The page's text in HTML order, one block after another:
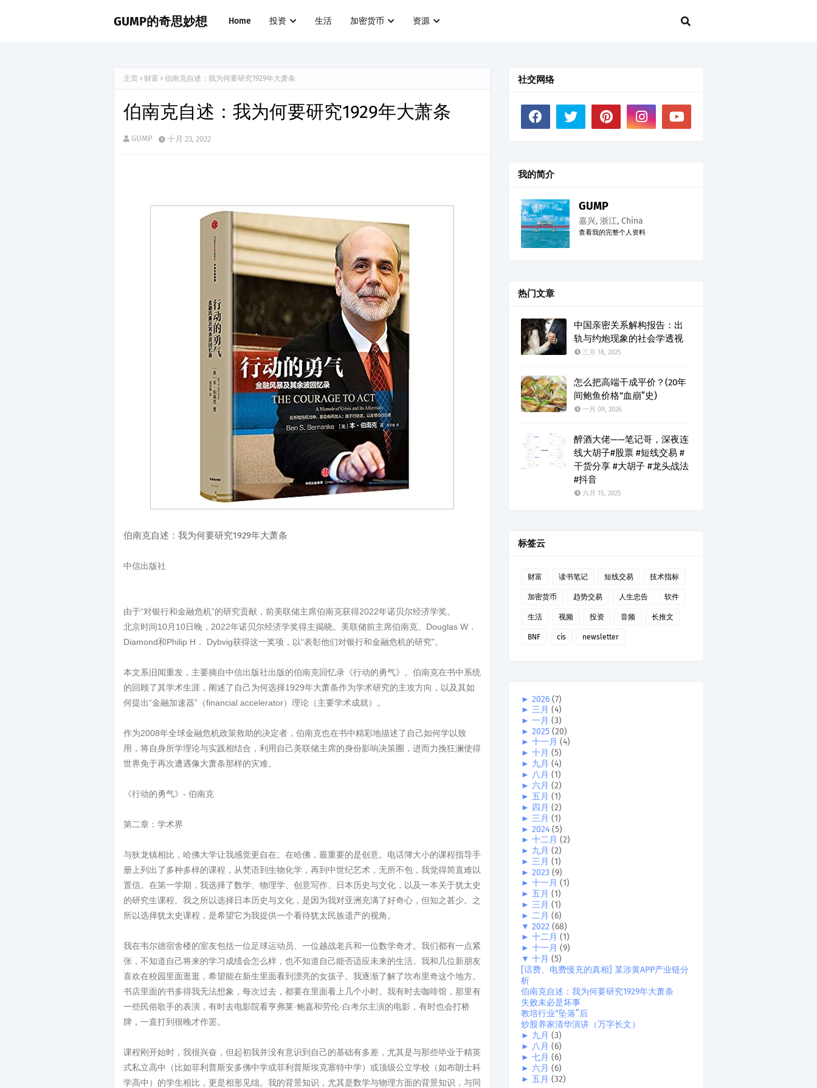
GUMP的奇思妙想 Home 投资 生活 加密货币 资源
主页 财富 伯南克自述：我为何要研究1929年大萧条
伯南克自述：我为何要研究1929年大萧条
GUMP 十月 23, 2022
伯南克自述：我为何要研究1929年大萧条
中信出版社
由于“对银行和金融危机”的研究贡献，前美联储主席伯南克获得2022年诺贝尔经济学奖。
北京时间10月10日晚，2022年诺贝尔经济学奖得主揭晓。美联储前主席伯南克、Douglas W．
Diamond和Philip H． Dybvig获得这一奖项，以“表彰他们对银行和金融危机的研究”。
本文系旧闻重发，主要摘自中信出版社出版的伯南克回忆录《行动的勇气》。伯南克在书中系统
的回顾了其学术生涯，阐述了自己为何选择1929年大萧条作为学术研究的主攻方向，以及其如
何提出“金融加速器”（financial accelerator）理论（主要学术成就）。
作为2008年全球金融危机政策救助的决定者，伯南克也在书中精彩地描述了自己如何学以致
用，将自身所学理论与实践相结合，利用自己美联储主席的身份影响决策圈，进而力挽狂澜使得
世界免于再次遭遇像大萧条那样的灾难。
《行动的勇气》- 伯南克
第二章：学术界
与狄龙镇相比，哈佛大学让我感觉更自在。在哈佛，最重要的是创意。电话簿大小的课程指导手
册上列出了多种多样的课程，从梵语到生物化学，再到中世纪艺术，无所不包，我觉得简直难以
置信。在第一学期，我选择了数学、物理学、创意写作、日本历史与文化，以及一本关于犹太史
的研究生课程。我之所以选择日本历史与文化，是因为我对亚洲充满了好奇心，但知之甚少。之
所以选择犹太史课程，是希望它为我提供一个看待犹太民族遗产的视角。
我在韦尔德宿舍楼的室友包括一位足球运动员、一位越战老兵和一位数学奇才。我们都有一点紧
张，不知道自己将来的学习成绩会怎么样，也不知道自己能否适应未来的生活。我和几位新朋友
喜欢在校园里面逛逛，希望能在新生里面看到漂亮的女孩子。我逐渐了解了坎布里奇这个地方。
书店里面的书多得我无法想象，每次过去，都要在里面看上几个小时。我有时去咖啡馆，那里有
一些民俗歌手的表演，有时去电影院看亨弗莱·鲍嘉和劳伦·白考尔主演的电影，有时也会打桥
牌，一直打到很晚才作罢。
课程刚开始时，我很兴奋，但起初我并没有意识到自己的基础有多差，尤其是与那些毕业于精英
式私立高中（比如菲利普斯安多佛中学或菲利普斯埃克塞特中学）或顶级公立学校（如布朗士科
学高中）的学生相比，更是相形见绌。我的背景知识，尤其是数学与物理方面的背景知识，与同
社交网络
我的简介
GUMP
嘉兴, 浙江, China
查看我的完整个人资料
热门文章
中国亲密关系解构报告：出
轨与约炮现象的社会学透视
三月 18, 2025
怎么把高端干成平价？(20年
间鲍鱼价格“血崩”史)
一月 09, 2026
醉酒大佬——笔记哥，深夜连
线大胡子#股票 #短线交易 #
干货分享 #大胡子 #龙头战法
#抖音
六月 15, 2025
标签云
财富 读书笔记 短线交易 技术指标
加密货币 趋势交易 人生忠告 软件
生活 视频 投资 音频 长推文
BNF cis newsletter
► 2026 (7)
► 三月 (4)
► 一月 (3)
► 2025 (20)
► 十一月 (4)
► 十月 (5)
► 九月 (4)
► 八月 (1)
► 六月 (2)
► 五月 (1)
► 四月 (2)
► 三月 (1)
► 2024 (5)
► 十二月 (2)
► 九月 (2)
► 三月 (1)
► 2023 (9)
► 十一月 (1)
► 五月 (1)
► 三月 (1)
► 二月 (6)
▼ 2022 (68)
► 十二月 (1)
► 十一月 (9)
▼ 十月 (5)
[话费、电费慢充的真相] 某涉黄APP产业链分
析
伯南克自述：我为何要研究1929年大萧条
失败未必是坏事
教培行业“坠落”后
炒股养家清华演讲（万字长文）
► 九月 (3)
► 八月 (6)
► 七月 (6)
► 六月 (6)
► 五月 (32)